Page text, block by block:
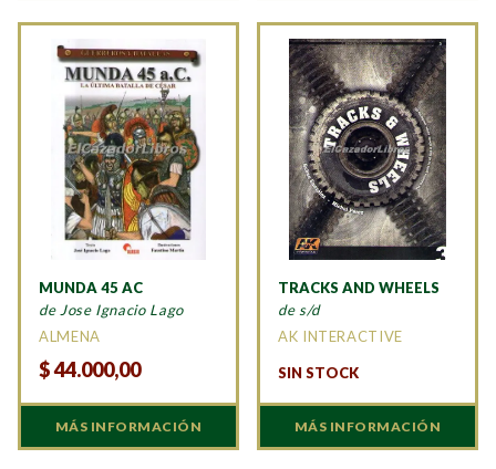
MUNDA 45 AC
de Jose Ignacio Lago
ALMENA
$44.000,00
MÁS INFORMACIÓN
TRACKS AND WHEELS
de s/d
AK INTERACTIVE
SIN STOCK
MÁS INFORMACIÓN